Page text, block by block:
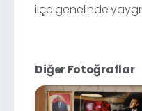
ilçe genelinde
Diğer Fotoğraflar